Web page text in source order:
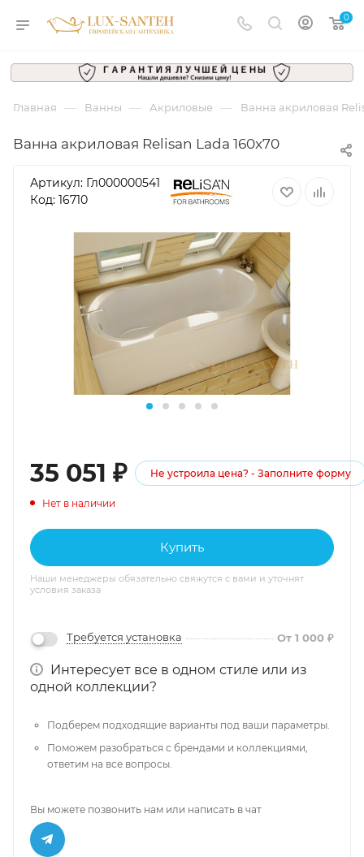
0
Главная — Ванны — Акриловые — Ванна акриловая
Ванна акриловая Relisan Lada 160x70
Артикул: Гл000000541
Код: 16710
35 051 ₽ Не устроила цена? - Заполните форму
Нет в наличии
Купить
Наши менеджеры обязательно свяжутся с вами и уточнят
условия заказа
Требуется установка От 1 000 ₽
Интересует все в одном стиле или из
одной коллекции?
Подберем подходящие варианты под ваши параметры.
Поможем разобраться с брендами и коллекциями,
ответим на все вопросы.
Вы можете позвонить нам или написать в чат